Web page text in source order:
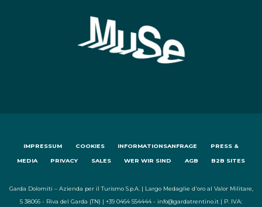
IMPRESSUM COOKIES INFORMATIONSANFRAGE PRESS &
MEDIA PRIVACY SALES WER WIR SIND AGB B2B SITES
Garda Dolomiti – Azienda per il Turismo S.p.A. | Largo Medaglie d'oro al Valor Militare,
5 38066 - Riva del Garda (TN) | +39 0464 554444 - info@gardatrentino.it | P. IVA: